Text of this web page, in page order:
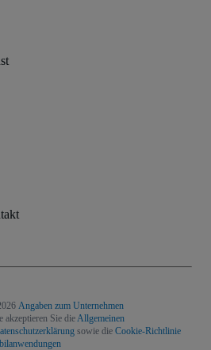
Angaben zum Unternehmen
akzeptieren Sie dieAllgemeinen
sowie die Cookie-Richtlinie